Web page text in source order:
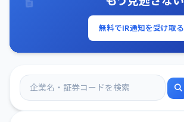
無料でIR通知を受け取る